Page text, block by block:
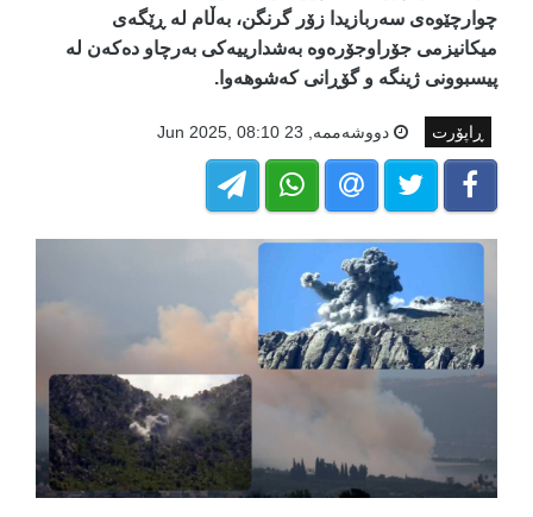
چوارچێوەی سەربازیدا زۆر گرنگن، بەڵام لە ڕێگەی
میکانیزمی جۆراوجۆرەوە بەشدارییەکی بەرچاو دەکەن لە
پیسبوونی ژینگە و گۆڕانی کەشوهەوا.
ڕاپۆرت دووشه‌ممه‌, 23 Jun 2025, 08:10